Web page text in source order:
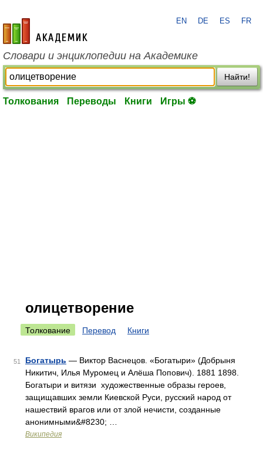
academic.ru
EN DE ES FR
Словари и энциклопедии на Академике
Найти!
Толкования Переводы Книги Игры ⚽
олицетворение
Толкование Перевод Книги
51 Богатырь — Виктор Васнецов. «Богатыри» (Добрыня
Никитич, Илья Муромец и Алёша Попович). 1881 1898.
Богатыри и витязи художественные образы героев,
защищавших земли Киевской Руси, русский народ от
нашествий врагов или от злой нечисти, созданные
анонимными&#8230; …
Википедия